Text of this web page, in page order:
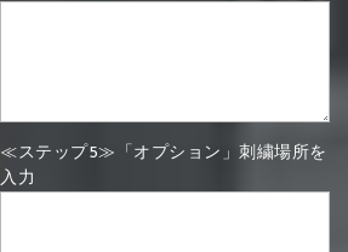
≪ステップ5≫「オプション」刺繍場所を
入力